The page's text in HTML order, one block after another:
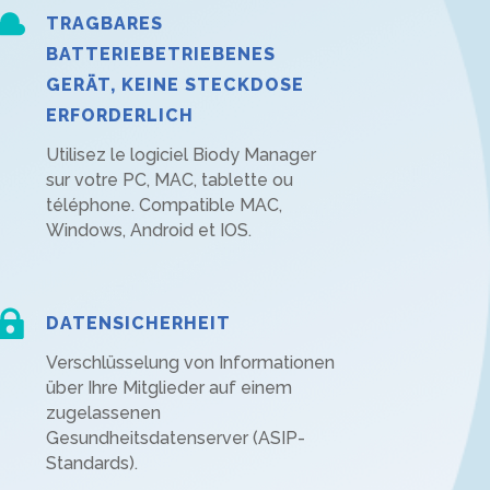
TRAGBARES
BATTERIEBETRIEBENES
GERÄT, KEINE STECKDOSE
ERFORDERLICH
Utilisez le logiciel Biody Manager
sur votre PC, MAC, tablette ou
téléphone. Compatible MAC,
Windows, Android et IOS.
DATENSICHERHEIT
Verschlüsselung von Informationen
über Ihre Mitglieder auf einem
zugelassenen
Gesundheitsdatenserver (ASIP-
Standards).